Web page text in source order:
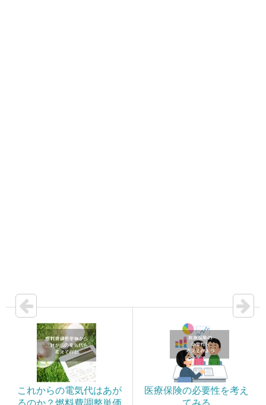
これからの電気代はあが
るのか？燃料費調整単価
医療保険の必要性を考え
てみる